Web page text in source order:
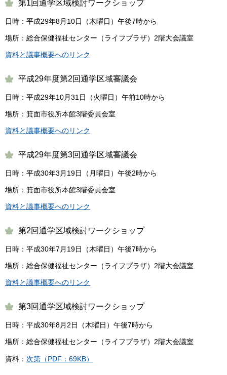
第1回通学区域検討ワークショップ
日時：平成29年8月10日（木曜日）午後7時から
場所：総合保健福祉センター（ライフプラザ）2階大会議室
資料と議事概要へのリンク
平成29年度第2回通学区域審議会
日時：平成29年10月31日（火曜日）午前10時から
場所：箕面市役所本館3階委員会室
資料と議事概要へのリンク
平成29年度第3回通学区域審議会
日時：平成30年3月19日（月曜日）午後2時から
場所：箕面市役所本館3階委員会室
資料と議事概要へのリンク
第2回通学区域検討ワークショップ
日時：平成30年7月19日（木曜日）午後7時から
場所：総合保健福祉センター（ライフプラザ）2階大会議室
資料と議事概要へのリンク
第3回通学区域検討ワークショップ
日時：平成30年8月2日（木曜日）午後7時から
場所：総合保健福祉センター（ライフプラザ）2階大会議室
資料： 次第（PDF：69KB）